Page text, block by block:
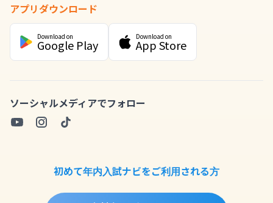
アプリダウンロード
Download on
Google Play
Download on
App Store
ソーシャルメディアでフォロー
初めて年内入試ナビをご利用される方